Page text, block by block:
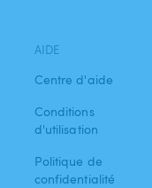
AIDE
Centre d'aide
Conditions
d'utilisation
Politique de
confidentialité